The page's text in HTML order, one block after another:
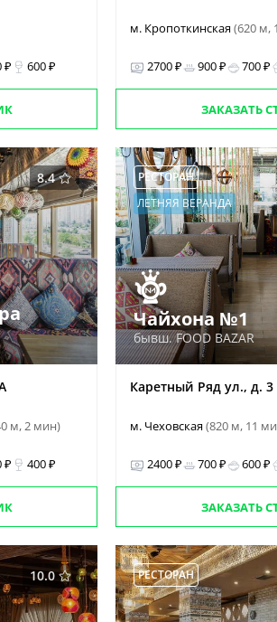
₽ 600 ₽
м. Кропоткинская(620 м,
2700 ₽ 900 ₽ 700 ₽
ЗАКАЗАТЬ
8.4
м, 2 мин)
₽ 400 ₽
РЕСТОРАН
ЛЕТНЯЯ ВЕРАНДА
Чайхона №1
бывш. FOOD BAZAR
Каретный Ряд ул., д. 3
м. Чеховская(820 м, 11
2400 ₽ 700 ₽ 600 ₽
ЗАКАЗАТЬ
10.0 РЕСТОРАН